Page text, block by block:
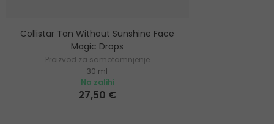
Collistar Tan Without Sunshine Face
Magic Drops
Proizvod za samotamnjenje
30 ml
Na zalihi
27,50 €